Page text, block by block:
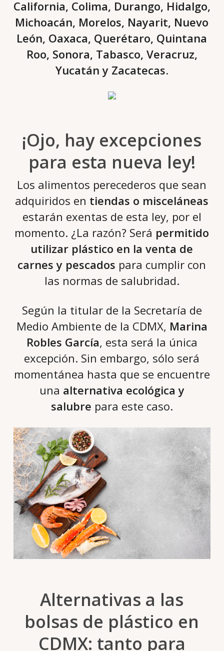
California, Colima, Durango, Hidalgo,
Michoacán, Morelos, Nayarit, Nuevo
León, Oaxaca, Querétaro, Quintana
Roo, Sonora, Tabasco, Veracruz,
Yucatán y Zacatecas.
¡Ojo, hay excepciones
para esta nueva ley!
Los alimentos perecederos que sean
adquiridos en tiendas o misceláneas
estarán exentas de esta ley, por el
momento. ¿La razón? Será permitido
utilizar plástico en la venta de
carnes y pescados para cumplir con
las normas de salubridad.
Según la titular de la Secretaría de
Medio Ambiente de la CDMX, Marina
Robles García, esta será la única
excepción. Sin embargo, sólo será
momentánea hasta que se encuentre
una alternativa ecológica y
salubre para este caso.
Alternativas a las
bolsas de plástico en
CDMX: tanto para